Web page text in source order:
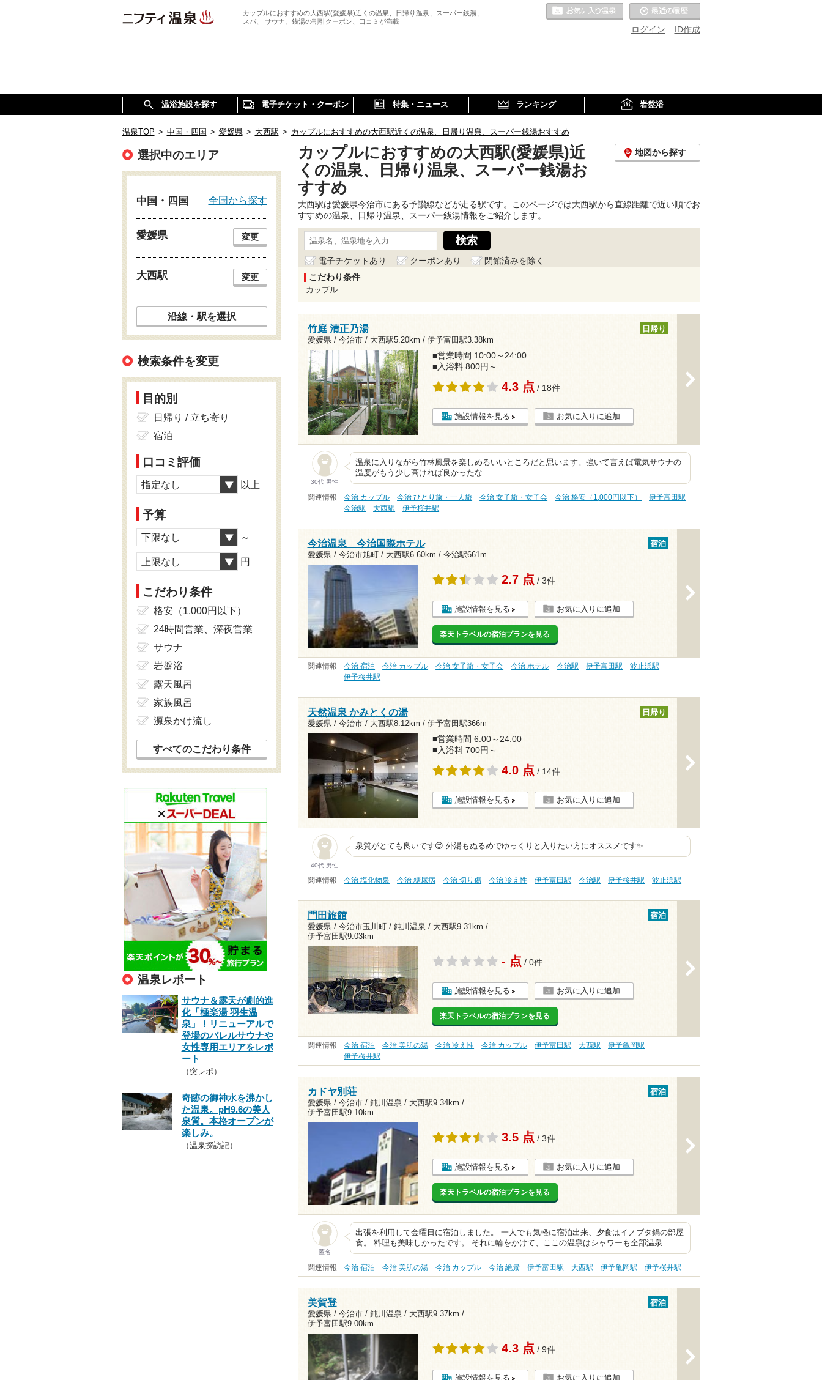
カップルにおすすめの大西駅(愛媛県)近くの温泉、日帰り温泉、スーパー銭湯、
スパ、 サウナ、銭湯の割引クーポン、口コミが満載
ID作成
ログイン
お気に入りの温泉
温浴施設を探す 電子チケット・クーポン 特集・ニュース ランキング 岩盤浴
温泉TOP > 中国・四国 > 愛媛県 > 大西駅 > カップルにおすすめの大西駅近くの温泉、日帰り温泉、スーパー銭湯おすすめ
カップルにおすすめの大西駅(愛媛県)近
くの温泉、日帰り温泉、スーパー銭湯お
すすめ
地図から探す
大西駅は愛媛県今治市にある予讃線などが走る駅です。このページでは大西駅から直線距離で近い順でお
すすめの温泉、日帰り温泉、スーパー銭湯情報をご紹介します。
電子チケットあり クーポンあり
閉館済みを除く
こだわり条件
カップル
竹庭 清正乃湯
愛媛県 / 今治市 / 大西駅5.20km / 伊予富田駅3.38km
日帰り
■営業時間 10:00～24:00
■入浴料 800円～
4.3 点 / 18件
施設情報を見る お気に入りに追加
30代 男性
温泉に入りながら竹林風景を楽しめるいいところだと思います。強いて言えば電気サウナの
温度がもう少し高ければ良かったな
関連情報 今治 カップル 今治 ひとり旅・一人旅 今治 女子旅・女子会 今治 格安（1,000円以下）
伊予富田駅
今治駅
大西駅 伊予桜井駅
今治温泉 今治国際ホテル
愛媛県 / 今治市旭町 / 大西駅6.60km / 今治駅661m
宿泊
2.7 点 / 3件
施設情報を見る お気に入りに追加
楽天トラベルの宿泊プランを見る
関連情報 今治 宿泊 今治 カップル 今治 女子旅・女子会 今治 ホテル 今治駅 伊予富田駅
波止浜駅
伊予桜井駅
天然温泉 かみとくの湯
愛媛県 / 今治市 / 大西駅8.12km / 伊予富田駅366m
日帰り
■営業時間 6:00～24:00
■入浴料 700円～
4.0 点 / 14件
施設情報を見る お気に入りに追加
40代 男性
泉質がとても良いです😊 外湯もぬるめでゆっくりと入りたい方にオススメです✨
関連情報 今治 塩化物泉 今治 糖尿病 今治 切り傷 今治 冷え性 伊予富田駅 今治駅 伊予桜井駅 波止浜駅
門田旅館
愛媛県 / 今治市玉川町 / 鈍川温泉 / 大西駅9.31km /
伊予富田駅9.03km
宿泊
- 点 / 0件
施設情報を見る お気に入りに追加
楽天トラベルの宿泊プランを見る
関連情報 今治 宿泊 今治 美肌の湯 今治 冷え性 今治 カップル 伊予富田駅 大西駅
伊予亀岡駅
伊予桜井駅
カドヤ別荘
愛媛県 / 今治市 / 鈍川温泉 / 大西駅9.34km /
伊予富田駅9.10km
宿泊
3.5 点 / 3件
施設情報を見る お気に入りに追加
楽天トラベルの宿泊プランを見る
匿名
出張を利用して金曜日に宿泊しました。 一人でも気軽に宿泊出来、夕食はイノブタ鍋の部屋
食。 料理も美味しかったです。 それに輪をかけて、ここの温泉はシャワーも全部温泉…
関連情報 今治 宿泊 今治 美肌の湯 今治 カップル 今治 絶景 伊予富田駅 大西駅 伊予亀岡駅 伊予桜井駅
美賀登
愛媛県 / 今治市 / 鈍川温泉 / 大西駅9.37km /
伊予富田駅9.00km
宿泊
4.3 点 / 9件
施設情報を見る お気に入りに追加
選択中のエリア
中国・四国 全国から探す
愛媛県 変更
大西駅 変更
沿線・駅を選択
検索条件を変更
目的別
日帰り / 立ち寄り
宿泊
口コミ評価
指定なし 以上
予算
下限なし ～
上限なし 円
こだわり条件
格安（1,000円以下）
24時間営業、深夜営業
サウナ
岩盤浴
露天風呂
家族風呂
源泉かけ流し
すべてのこだわり条件
温泉レポート
サウナ＆露天が劇的進
化「極楽湯 羽生温
泉」！リニューアルで
登場のバレルサウナや
女性専用エリアをレポ
ート
（突レポ）
奇跡の御神水を沸かし
た温泉。pH9.6の美人
泉質。本格オープンが
楽しみ。
（温泉探訪記）